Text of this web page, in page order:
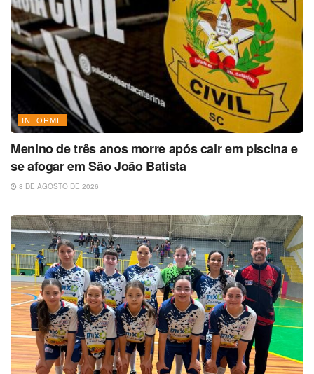
INFORME
Menino de três anos morre após cair em piscina e
se afogar em São João Batista
8 DE AGOSTO DE 2026